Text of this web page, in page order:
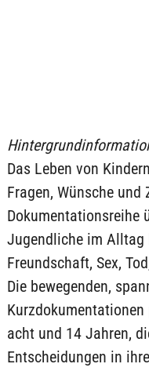
Das Leben von
Fragen, Wünsche
Dokumentationsreihe
Jugendliche im Alltag
Freundschaft, Sex,
Die bewegenden,
acht und 14 Jahren,
Entscheidungen in